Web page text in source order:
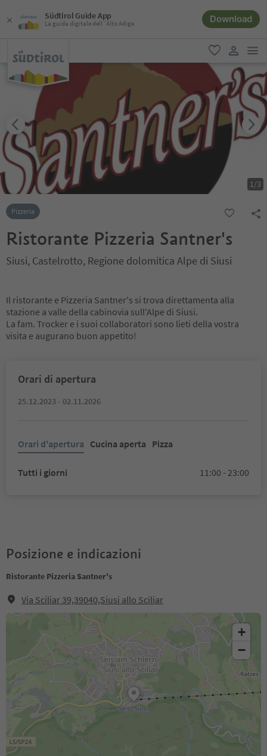
Südtirol Guide App
La guida digitale dell´Alto Adige Download
favoriti
1/3
Pizzeria
Ristorante Pizzeria Santner's
Siusi, Castelrotto, Regione dolomitica Alpe di Siusi
Il ristorante e Pizzeria Santner's si trova direttamenta alla
stazione a valle della cabinovia sull'Alpe di Siusi.
La fam. Trocker e i suoi collaboratori sono lieti della vostra
visita e augurano buon appetito!
Orari di apertura
25.12.2023 - 02.11.2026
Orari d'apertura Cucina aperta Pizza
Tutti i giorni 11:00 - 23:00
Posizione e indicazioni
Ristorante Pizzeria Santner's
Via Sciliar 39,39040,Siusi allo Sciliar
+
−